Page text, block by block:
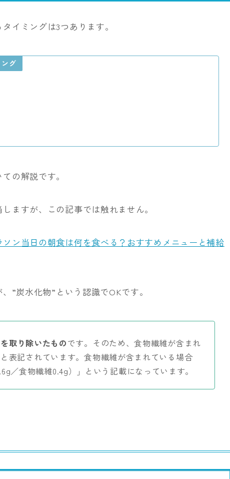
イミングは3つあります。
グ
の解説です。
ますが、この記事では触れません。
ソン当日の朝食は何を食べる？おすすめメニューと補給
”炭水化物”という認識でOKです。
取り除いたものです。そのため、食物繊維が含まれ
表記されています。食物繊維が含まれている場合
／食物繊維0.4g）」という記載になっています。